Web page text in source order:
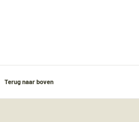
Terug naar boven